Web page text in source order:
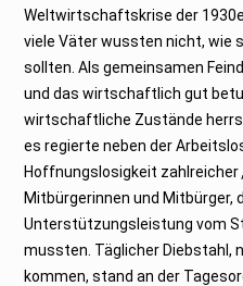
Weltwirtschaftskrise der
viele Väter wussten nicht, wie
sollten. Als gemeinsamen
und das wirtschaftlich gut
wirtschaftliche Zustände
es regierte neben der
Hoffnungslosigkeit zahlreicher
Mitbürgerinnen und Mitbürger,
Unterstützungsleistung vom
mussten. Täglicher Diebstahl,
kommen, stand an der